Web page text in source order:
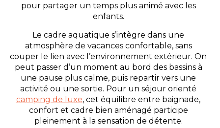
pour partager un temps plus animé avec les
enfants.
Le cadre aquatique s’intègre dans une
atmosphère de vacances confortable, sans
couper le lien avec l’environnement extérieur. On
peut passer d’un moment au bord des bassins à
une pause plus calme, puis repartir vers une
activité ou une sortie. Pour un séjour orienté
camping de luxe, cet équilibre entre baignade,
confort et cadre bien aménagé participe
pleinement à la sensation de détente.